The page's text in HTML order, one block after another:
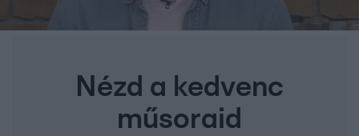
Nézd a kedvenc
műsoraid